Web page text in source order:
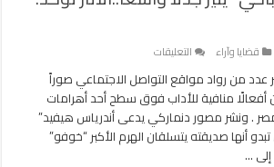
قضايا وآراء التعليقات
الهرم
الإباحي”
يثير
جدلاً
عدد من رواد مواقع التواصل الاجتماعي صوراً
أفعالًا منافية للأداب فوق سطح أحد أهرامات
. ونشر مصور دنماركي يدعى أندرياس هيفيد”
أنها صديقته يتسلقان الهرم الأكبر “خوفو”
…